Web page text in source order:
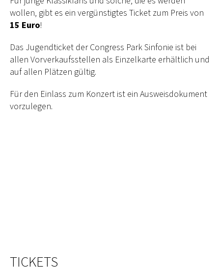
wollen, gibt es ein vergünstigtes Ticket zum Preis von
15 Euro!
Das Jugendticket der Congress Park Sinfonie ist bei
allen Vorverkaufsstellen als Einzelkarte erhältlich und
auf allen Plätzen gültig.
Für den Einlass zum Konzert ist ein Ausweisdokument
vorzulegen.
TICKETS